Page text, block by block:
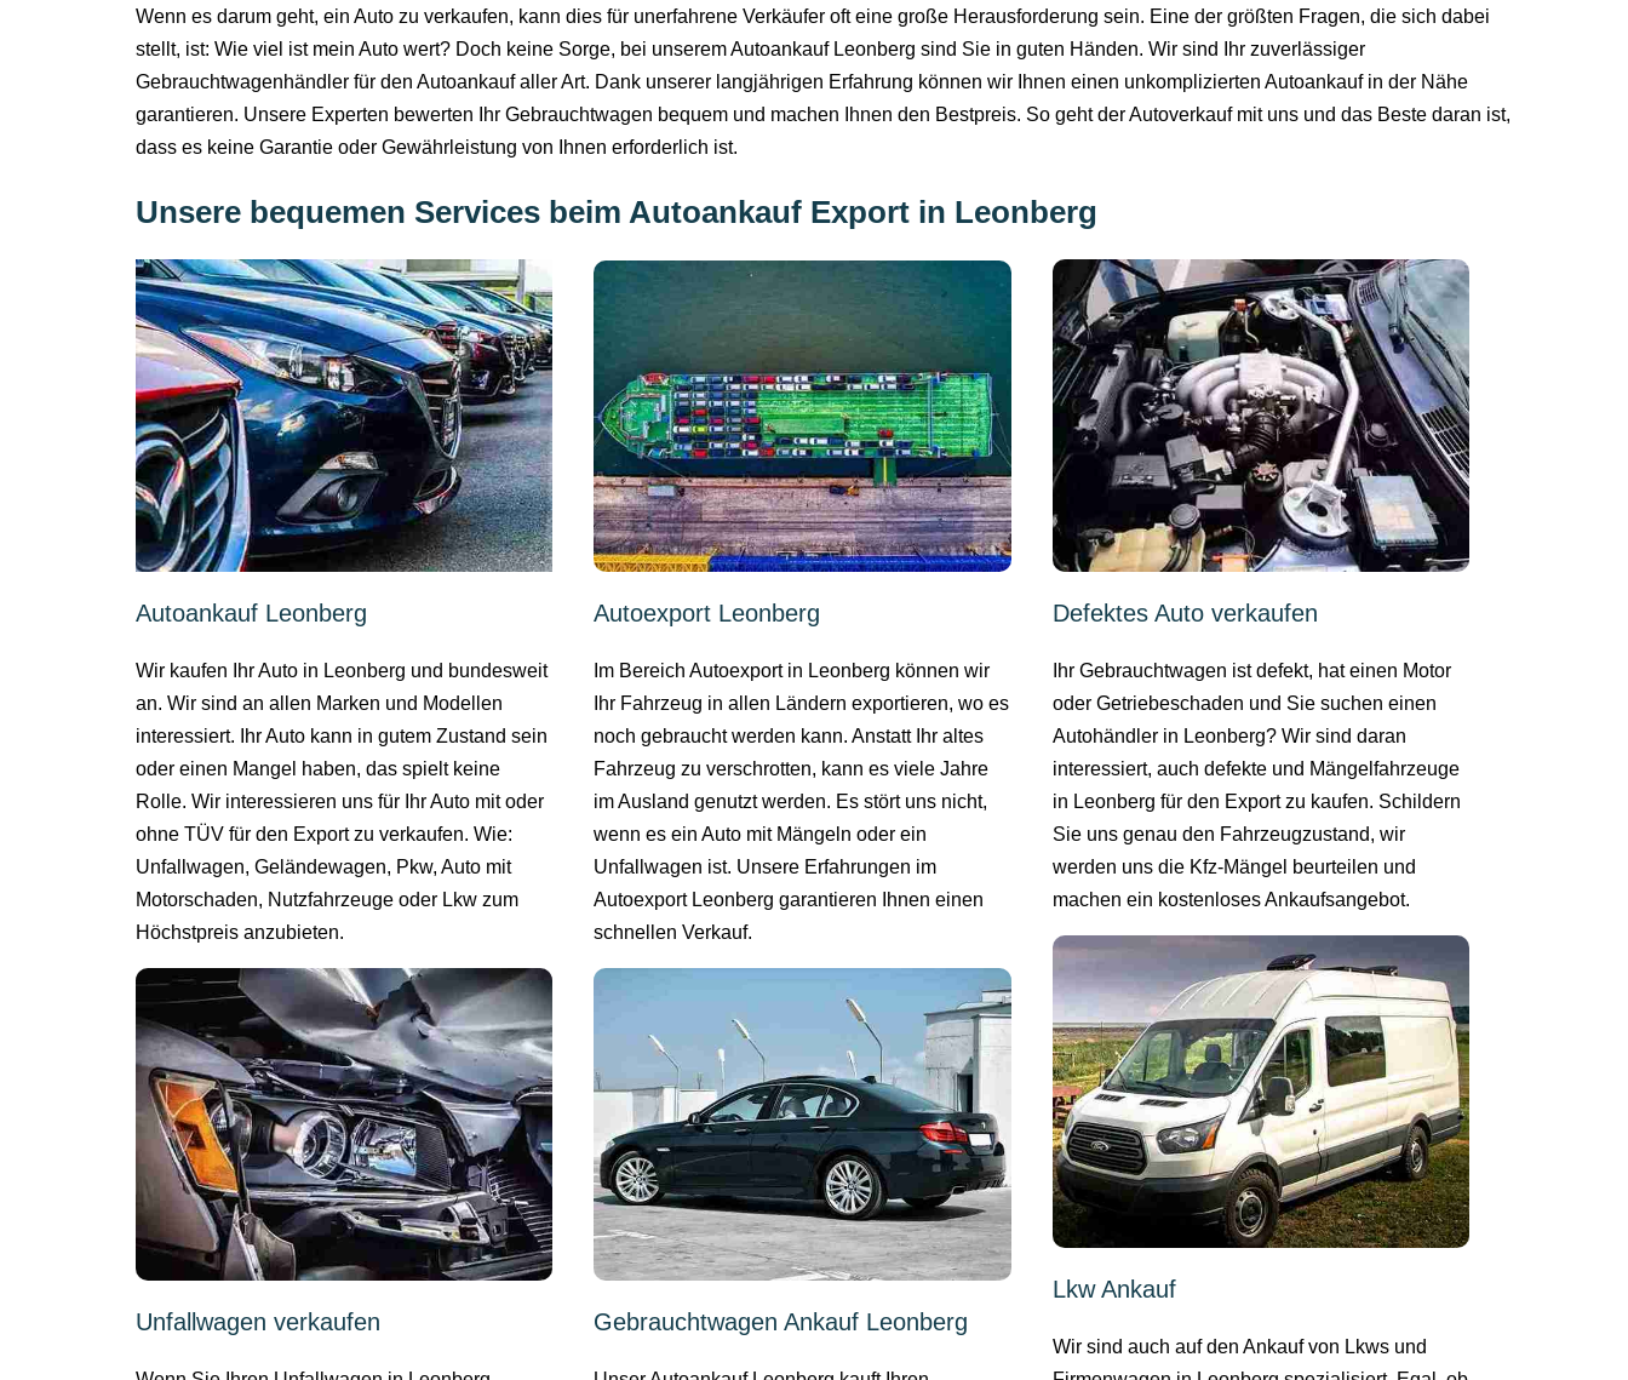
Wenn es darum geht, ein Auto zu verkaufen, kann dies für unerfahrene Verkäufer oft eine große Herausforderung sein. Eine der größten Fragen, die sich dabei
stellt, ist: Wie viel ist mein Auto wert? Doch keine Sorge, bei unserem Autoankauf Leonberg sind Sie in guten Händen. Wir sind Ihr zuverlässiger
Gebrauchtwagenhändler für den Autoankauf aller Art. Dank unserer langjährigen Erfahrung können wir Ihnen einen unkomplizierten Autoankauf in der Nähe
garantieren. Unsere Experten bewerten Ihr Gebrauchtwagen bequem und machen Ihnen den Bestpreis. So geht der Autoverkauf mit uns und das Beste daran ist,
dass es keine Garantie oder Gewährleistung von Ihnen erforderlich ist.
Unsere bequemen Services beim Autoankauf Export in Leonberg
Autoankauf Leonberg
Wir kaufen Ihr Auto in Leonberg und bundesweit
an. Wir sind an allen Marken und Modellen
interessiert. Ihr Auto kann in gutem Zustand sein
oder einen Mangel haben, das spielt keine
Rolle. Wir interessieren uns für Ihr Auto mit oder
ohne TÜV für den Export zu verkaufen. Wie:
Unfallwagen, Geländewagen, Pkw, Auto mit
Motorschaden, Nutzfahrzeuge oder Lkw zum
Höchstpreis anzubieten.
Unfallwagen verkaufen
Autoexport Leonberg
Im Bereich Autoexport in Leonberg können wir
Ihr Fahrzeug in allen Ländern exportieren, wo es
noch gebraucht werden kann. Anstatt Ihr altes
Fahrzeug zu verschrotten, kann es viele Jahre
im Ausland genutzt werden. Es stört uns nicht,
wenn es ein Auto mit Mängeln oder ein
Unfallwagen ist. Unsere Erfahrungen im
Autoexport Leonberg garantieren Ihnen einen
schnellen Verkauf.
Gebrauchtwagen Ankauf Leonberg
Defektes Auto verkaufen
Ihr Gebrauchtwagen ist defekt, hat einen Motor
oder Getriebeschaden und Sie suchen einen
Autohändler in Leonberg? Wir sind daran
interessiert, auch defekte und Mängelfahrzeuge
in Leonberg für den Export zu kaufen. Schildern
Sie uns genau den Fahrzeugzustand, wir
werden uns die Kfz-Mängel beurteilen und
machen ein kostenloses Ankaufsangebot.
Lkw Ankauf
Wir sind auch auf den Ankauf von Lkws und